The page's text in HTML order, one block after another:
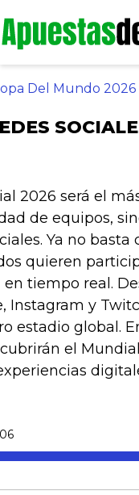
Del Mundo 2026
2026 será el
de equipos,
Ya no
quieren
en tiempo real.
Instagram y
estadio global.
el